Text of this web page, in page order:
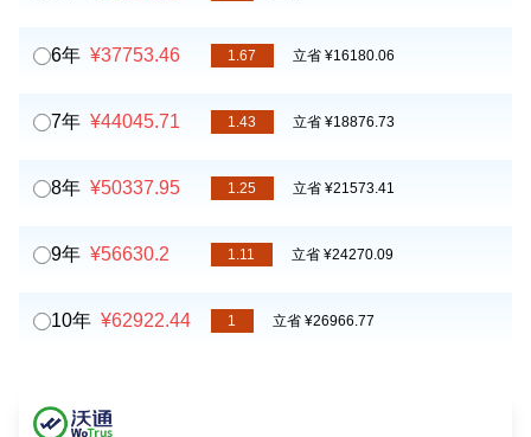
6年 ¥37753.46 1.67 立省 ¥16180.06
7年 ¥44045.71 1.43 立省 ¥18876.73
8年 ¥50337.95 1.25 立省 ¥21573.41
9年 ¥56630.2 1.11 立省 ¥24270.09
10年 ¥62922.44 1 立省 ¥26966.77